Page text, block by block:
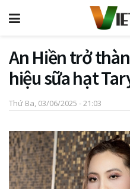
An Hiền trở
hiệu sữa hạt
Thứ Ba, 03/06/2025 - 21:03